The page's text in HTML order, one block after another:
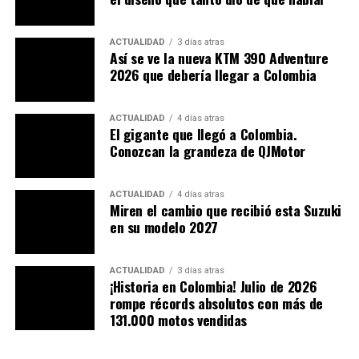
experimentar el espíritu del Dakar una vez más,
aportando algo de mi energía positiva a todos, y espero
conseguir nuestro objetivo».
Desde Publimotos le
ACTUALIDAD 3 días atras
Así se ve la nueva KTM 390 Adventure
2026 que debería llegar a Colombia
ACTUALIDAD 4 días atras
El gigante que llegó a Colombia.
Conozcan la grandeza de QJMotor
ACTUALIDAD 4 días atras
Miren el cambio que recibió esta Suzuki
en su modelo 2027
ACTUALIDAD 3 días atras
¡Historia en Colombia! Julio de 2026
rompe récords absolutos con más de
131.000 motos vendidas